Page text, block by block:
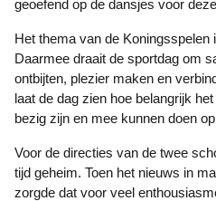
geoefend op de dansjes voor
Het thema van de Koningsspelen
Daarmee draait de sportdag om
ontbijten, plezier maken en
laat de dag zien hoe belangrijk
bezig zijn en mee kunnen doen
Voor de directies van de twee scholen bleef het bezoek lange
tijd geheim. Toen het nieuws in
zorgde dat voor veel